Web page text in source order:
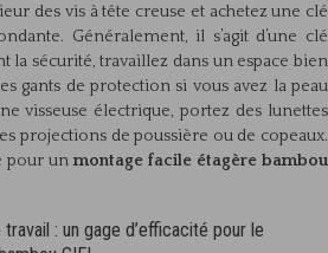
des vis à tête creuse et achetez une clé
Généralement, il s’agit d’une clé
la sécurité, travaillez dans un espace bien
gants de protection si vous avez la peau
visseuse électrique, portez des lunettes
projections de poussière ou de copeaux.
pour un montage facile étagère bambou
: un gage d’efficacité pour le